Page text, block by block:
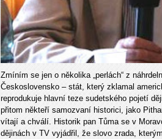
Zmíním se jen o několika „perlách“ z
Československo – stát, který zklamal
reprodukuje hlavní teze sudetského pojetí
přitom někteří samozvaní historici, jako
vítají a chválí. Historik pan Tůma se v
dějinách v TV vyjádřil, že slovo zrada,